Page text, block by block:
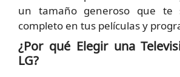
un tamaño generoso que te
completo en tus películas y
¿Por qué Elegir una
LG?